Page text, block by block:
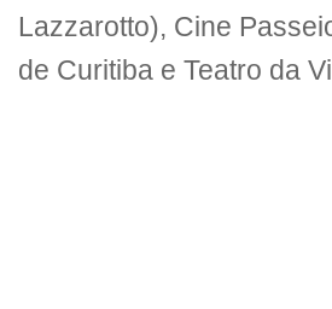
Lazzarotto), Cine
de Curitiba e Teatro da